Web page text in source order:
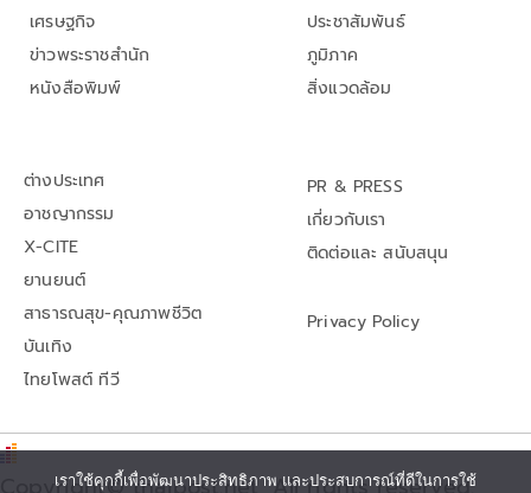
เศรษฐกิจ
ข่าวพระราชสำนัก
หนังสือพิมพ์
ประชาสัมพันธ์
ภูมิภาค
สิ่งแวดล้อม
ต่างประเทศ
อาชญากรรม
X-CITE
ยานยนต์
สาธารณสุข-คุณภาพชีวิต
บันเทิง
ไทยโพสต์ ทีวี
PR & PRESS
เกี่ยวกับเรา
ติดต่อและ สนับสนุน
Privacy Policy
เราใช้คุกกี้เพื่อพัฒนาประสิทธิภาพ และประสบการณ์ที่ดีในการใช้